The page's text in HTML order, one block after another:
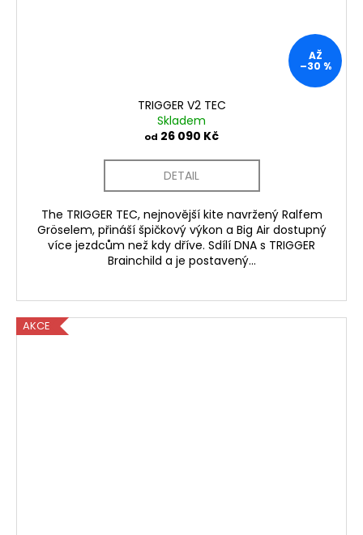
AŽ
–30 %
TRIGGER V2 TEC
Skladem
od 26 090 Kč
DETAIL
The TRIGGER TEC, nejnovější kite navržený Ralfem
Gröselem, přináší špičkový výkon a Big Air dostupný
více jezdcům než kdy dříve. Sdílí DNA s TRIGGER
Brainchild a je postavený...
AKCE